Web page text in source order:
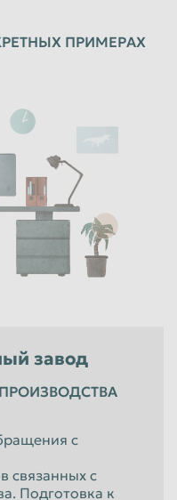
ПРИМЕРАХ
завод
с
связанных с
Подготовка к